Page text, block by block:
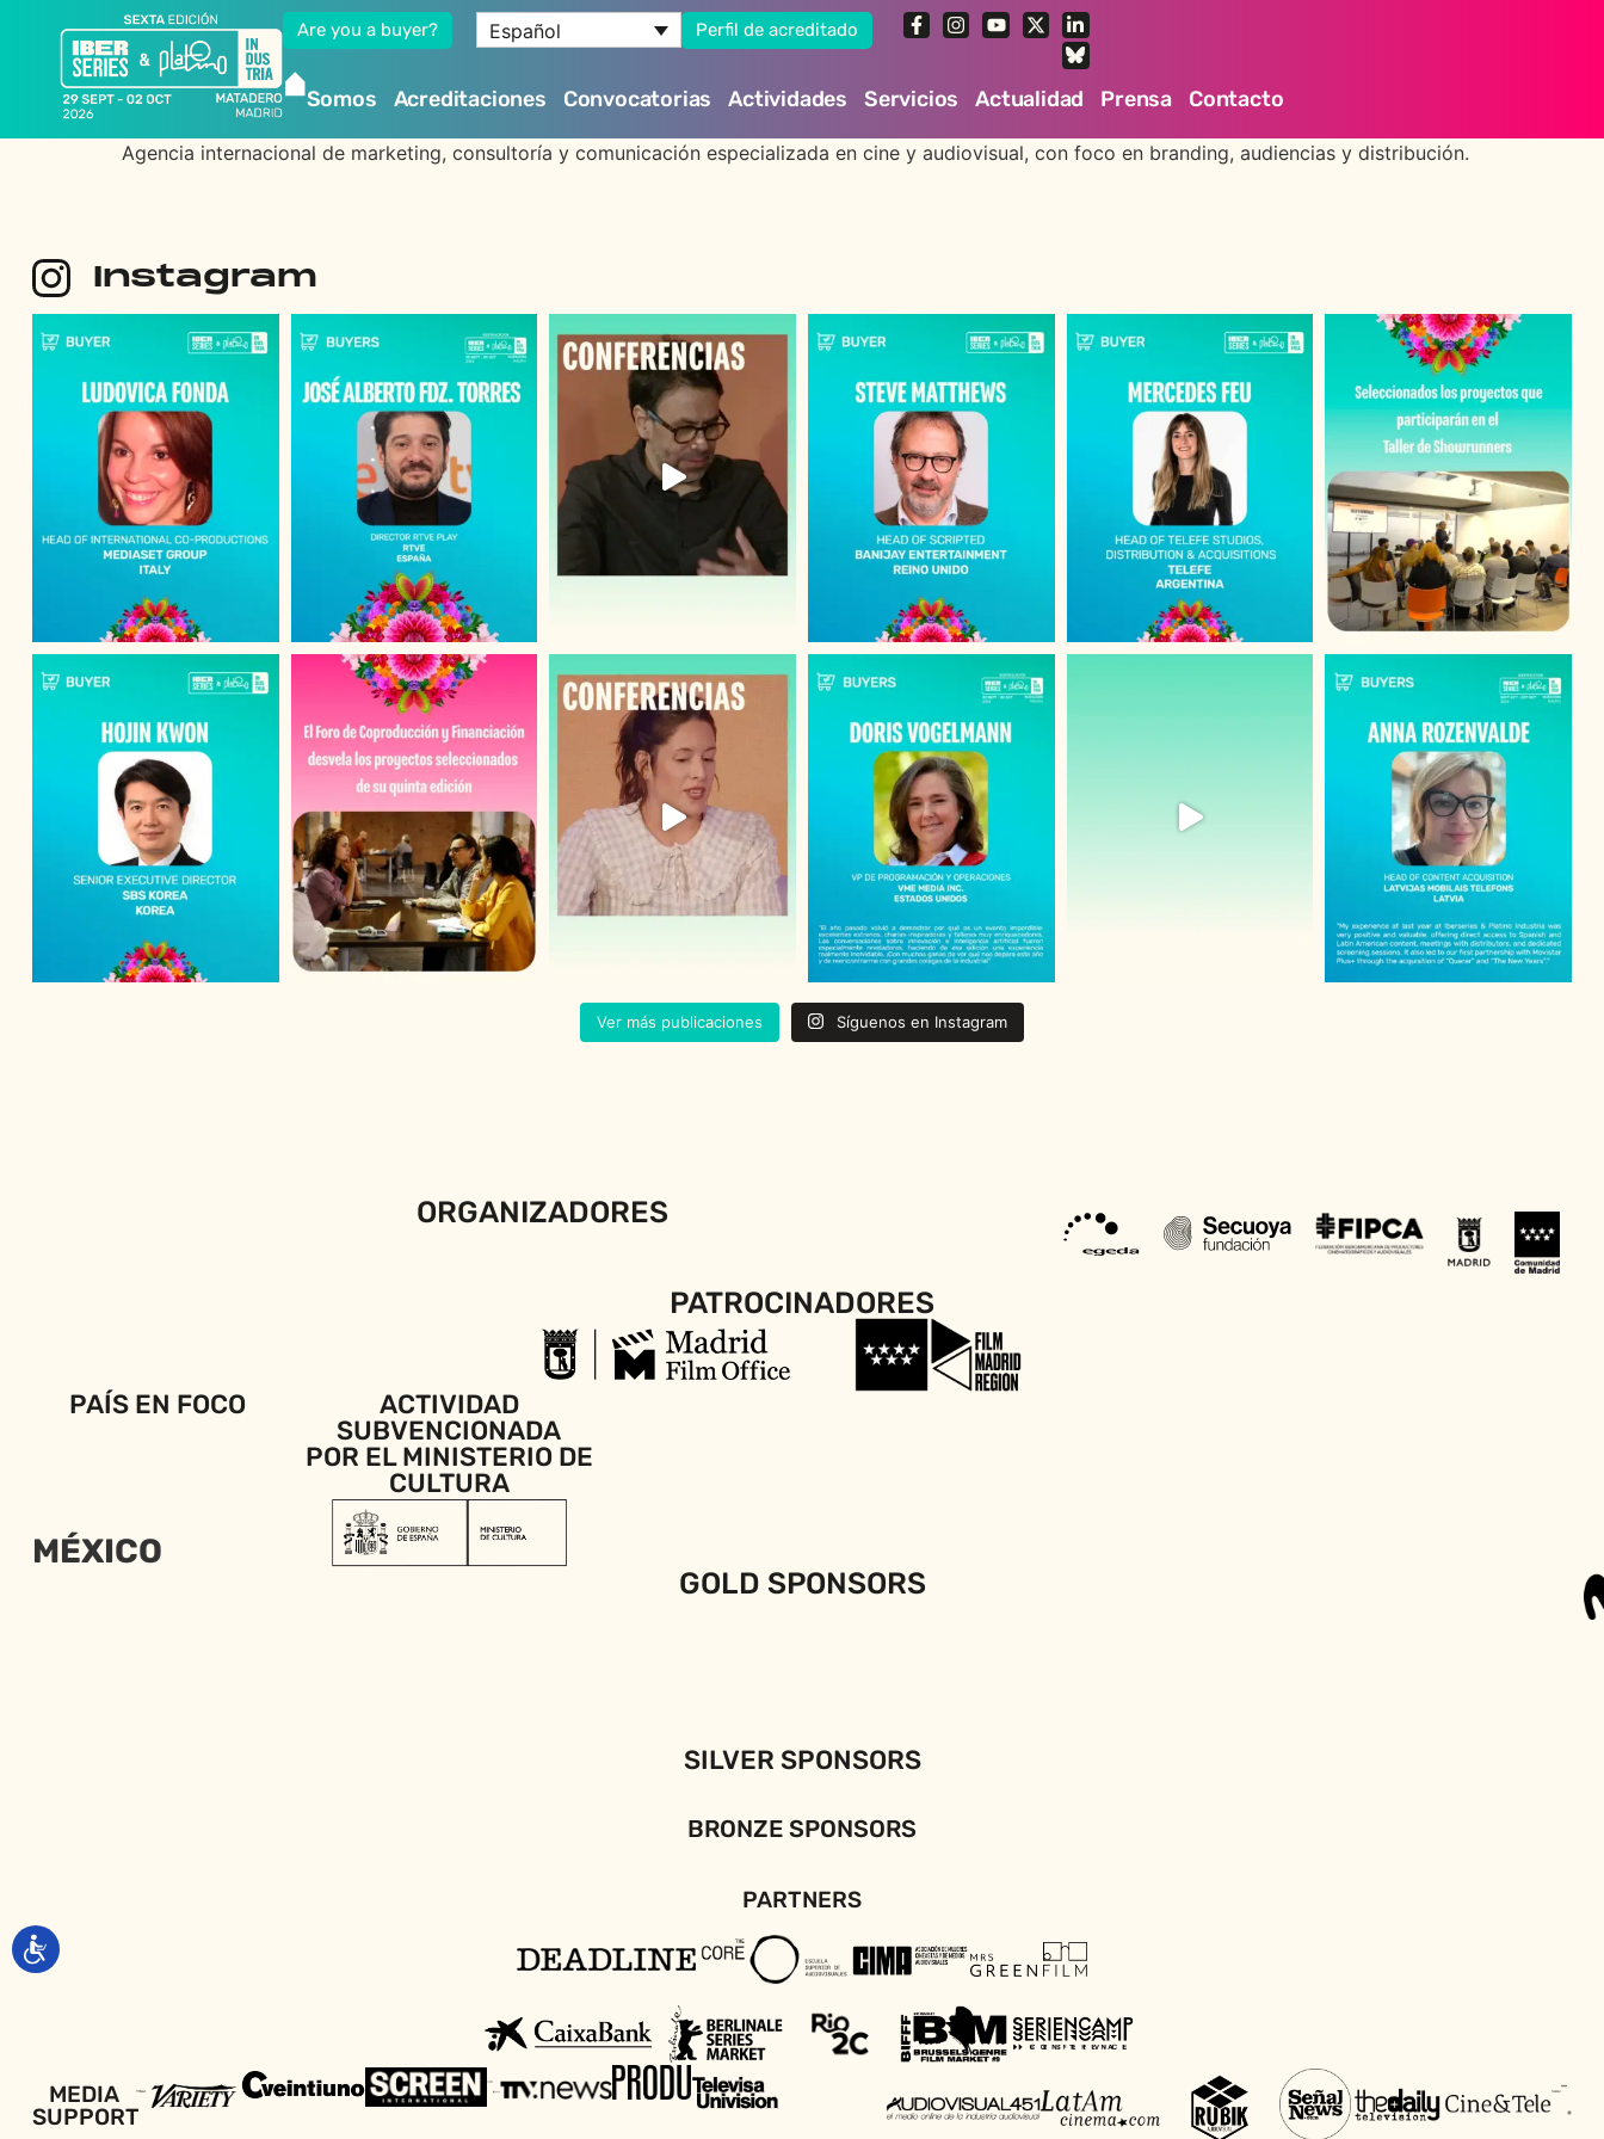
Are you a buyer? Español Perfil de acreditado
Somos Acreditaciones Convocatorias Actividades Servicios Actualidad Prensa Contacto
Agencia internacional de marketing, consultoría y comunicación especializada en cine y audiovisual, con foco en branding, audiencias y distribución.
Instagram
Ver más publicaciones Síguenos en Instagram
ORGANIZADORES
PATROCINADORES
PAÍS EN FOCO
MÉXICO
ACTIVIDAD
SUBVENCIONADA
POR EL MINISTERIO DE
CULTURA
GOLD SPONSORS
SILVER SPONSORS
BRONZE SPONSORS
PARTNERS
MEDIA
SUPPORT